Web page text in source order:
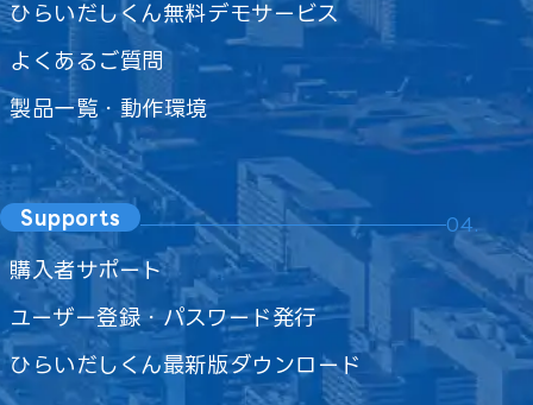
ひらいだしくん無料デモサービス
よくあるご質問
製品一覧・動作環境
Supports 04.
購入者サポート
ユーザー登録・パスワード発行
ひらいだしくん最新版ダウンロード